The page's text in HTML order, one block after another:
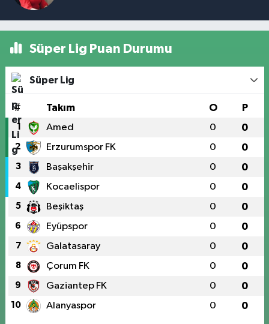
Süper Lig Puan Durumu
Süper Lig
# Takım O P
1 Amed 0 0
2 Erzurumspor FK 0 0
3 Başakşehir 0 0
4 Kocaelispor 0 0
5 Beşiktaş 0 0
6 Eyüpspor 0 0
7 Galatasaray 0 0
8 Çorum FK 0 0
9 Gaziantep FK 0 0
10 Alanyaspor 0 0